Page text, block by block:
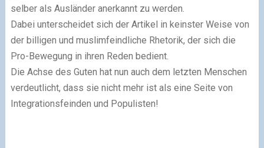
selber als Ausländer anerkannt zu werden.
Dabei unterscheidet sich der Artikel in keinster Weise von
der billigen und muslimfeindliche Rhetorik, der sich die
Pro-Bewegung in ihren Reden bedient.
Die Achse des Guten hat nun auch dem letzten Menschen
verdeutlicht, dass sie nicht mehr ist als eine Seite von
Integrationsfeinden und Populisten!